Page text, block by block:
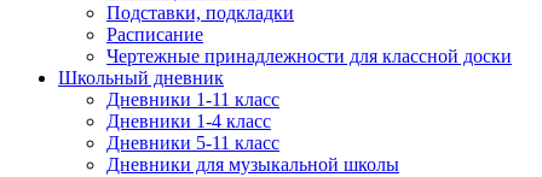
Подставки, подкладки
Расписание
Чертежные принадлежности для классной доски
Школьный дневник
Дневники 1-11 класс
Дневники 1-4 класс
Дневники 5-11 класс
Дневники для музыкальной школы